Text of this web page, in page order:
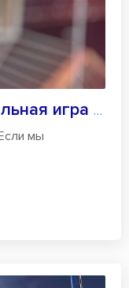
Состоялась интеллектуальная игра «Закова...
мы